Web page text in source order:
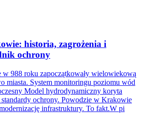
historia, zagrożenia i
ochrony
988 roku zapoczątkowały wielowiekową
miasta. System monitoringu poziomu wód
Model hydrodynamiczny koryta
standardy ochrony. Powodzie w Krakowie
infrastruktury. To fakt.W pi